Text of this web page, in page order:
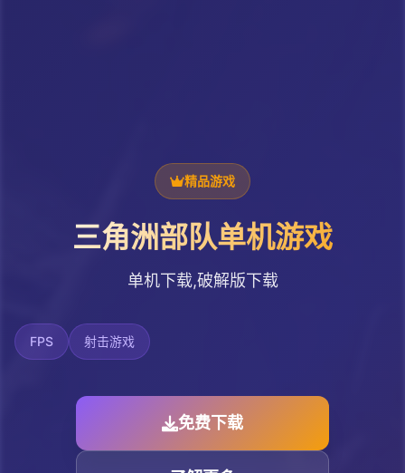
精品游戏
三角洲部队单机游戏
单机下载,破解版下载
FPS 射击游戏
免费下载